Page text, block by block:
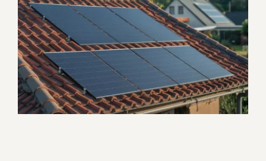
Lumensol – Présentation
d’entreprise
Corporate